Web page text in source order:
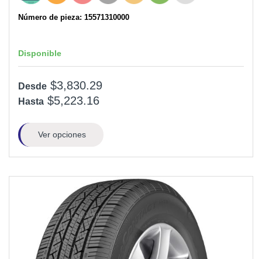
Número de pieza: 15571310000
Disponible
Desde $3,830.29
Hasta $5,223.16
Ver opciones